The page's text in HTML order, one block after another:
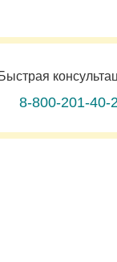
Быстрая
8-800-201-40-